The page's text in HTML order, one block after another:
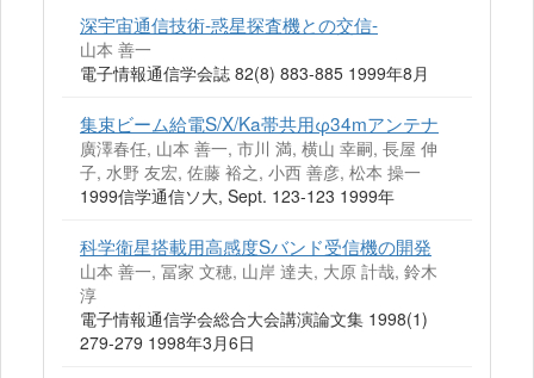
深宇宙通信技術-惑星探査機との交信-
山本 善一
電子情報通信学会誌 82(8) 883-885 1999年8月
集束ビーム給電S/X/Ka帯共用φ34mアンテナ
廣澤春任, 山本 善一, 市川 満, 横山 幸嗣, 長屋 伸
子, 水野 友宏, 佐藤 裕之, 小西 善彦, 松本 操一
1999信学通信ソ大, Sept. 123-123 1999年
科学衛星搭載用高感度Sバンド受信機の開発
山本 善一, 冨家 文穂, 山岸 達夫, 大原 計哉, 鈴木
淳
電子情報通信学会総合大会講演論文集 1998(1)
279-279 1998年3月6日